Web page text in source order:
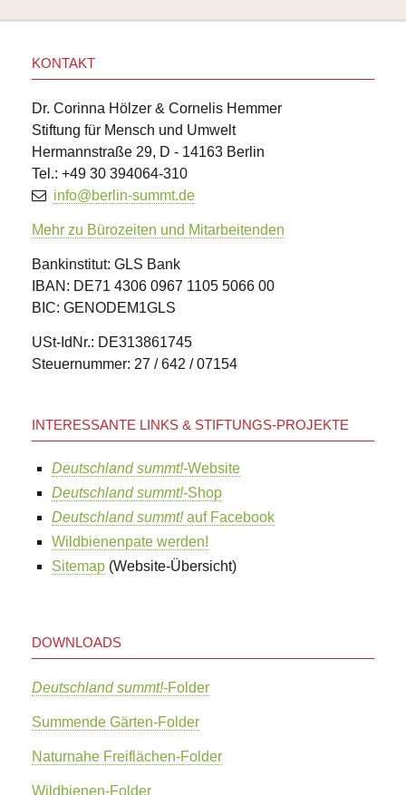
KONTAKT
Dr. Corinna Hölzer & Cornelis Hemmer
Stiftung für Mensch und Umwelt
Hermannstraße 29, D - 14163 Berlin
Tel.: +49 30 394064-310
info@berlin-summt.de
Mehr zu Bürozeiten und Mitarbeitenden
Bankinstitut: GLS Bank
IBAN: DE71 4306 0967 1105 5066 00
BIC: GENODEM1GLS
USt-IdNr.: DE313861745
Steuernummer: 27 / 642 / 07154
INTERESSANTE LINKS & STIFTUNGS-PROJEKTE
Deutschland summt!-Website
Deutschland summt!-Shop
Deutschland summt!auf Facebook
Wildbienenpate werden!
Sitemap (Website-Übersicht)
DOWNLOADS
Deutschland summt!-Folder
Summende Gärten-Folder
Naturnahe Freiflächen-Folder
Wildbienen-Folder